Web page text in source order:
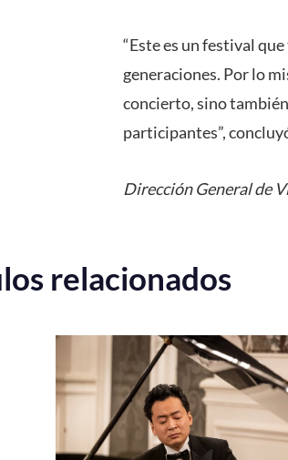
“Este es un festival
generaciones. Por lo
concierto, sino
participantes”,
Dirección General de
relacionados